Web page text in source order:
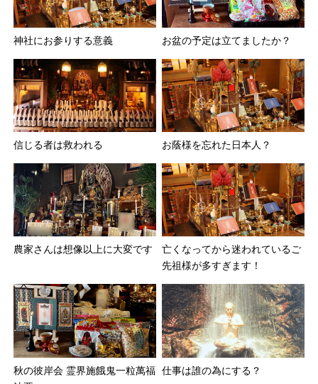
神社にお参りする意義 お盆の予定は立てましたか？
信じる者は救われる お蔭様を忘れた日本人？
農家さんは想像以上に大変です
亡くなってから迷われているご
先祖様が多すぎます！
秋の彼岸会 霊界施餓鬼一粒萬福
仕事は誰の為にする？